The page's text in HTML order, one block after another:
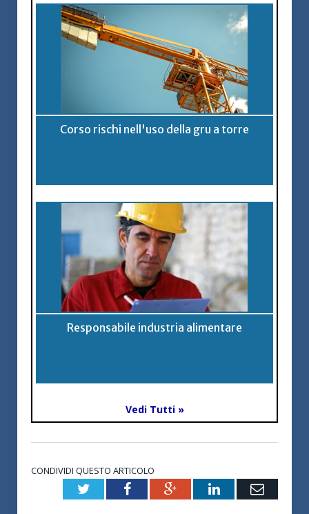
Corso rischi nell'uso della gru a torre
Responsabile industria alimentare
Vedi Tutti »
CONDIVIDI QUESTO ARTICOLO
TwitterFacebookGoogle+LinkedInEmail